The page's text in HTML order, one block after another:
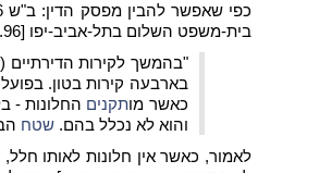
כפי שאפשר להבין מפסק הדין: ב"ש 2/96
בית-משפט השלום בתל-אביב-יפו [1.8.96] לפני השופטת ר' רונן:
"בהמשך לקירות הדירתיים
בארבעה קירות בטון.
כאשר מותקנים החלונות -
והוא לא נכלל בהם.שטח
לאמור, כאשר אין חלונות לאותו